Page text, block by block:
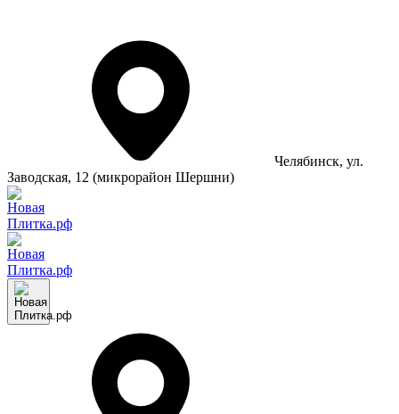
Челябинск, ул.
Заводская, 12 (микрорайон Шершни)